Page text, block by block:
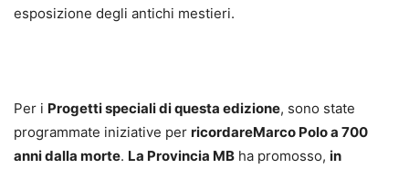
esposizione degli antichi mestieri.
Per i Progetti speciali di questa edizione, sono state
programmate iniziative per ricordareMarco Polo a 700
anni dalla morte. La Provincia MB ha promosso, in